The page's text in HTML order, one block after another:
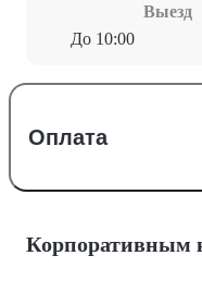
Выезд
До 10:00
Оплата
Корпоративным